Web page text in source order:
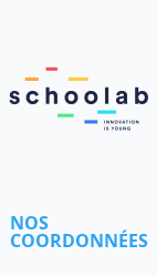
NOS
COORDONNÉES